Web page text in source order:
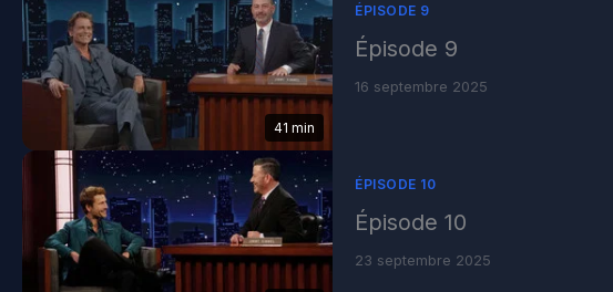
41 min
ÉPISODE 9
Épisode 9
16 septembre 2025
ÉPISODE 10
Épisode 10
23 septembre 2025